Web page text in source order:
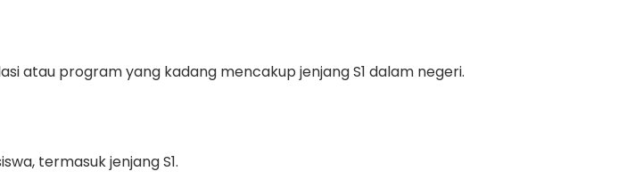
atau program yang kadang mencakup jenjang S1 dalam negeri.
termasuk jenjang S1.